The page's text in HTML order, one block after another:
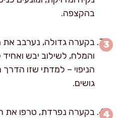
בהקצפה.
בקערה גדולה, נערבב
והמלח, לשילוב יבש
הניפוי – למדתי שזו
גושים.
בקערה נפרדת, טרפו את